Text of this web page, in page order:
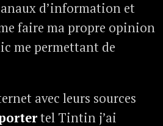
d’information et
faire ma propre opinion
me permettant de
avec leurs sources
tel Tintin j’ai